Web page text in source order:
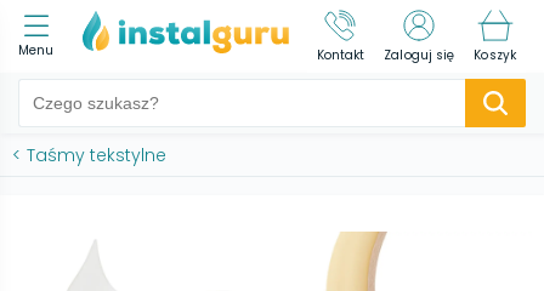
Menu Kontakt Zaloguj się Koszyk
< Taśmy tekstylne